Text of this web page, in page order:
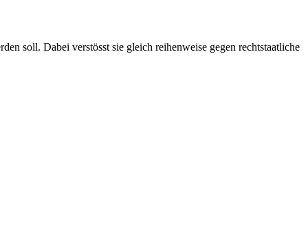
soll. Dabei verstösst sie gleich reihenweise gegen rechtstaatliche